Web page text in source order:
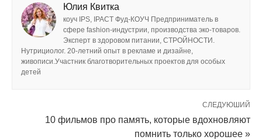
Юлия Квитка
коуч IPS, IPACT Фуд-КОУЧ Предприниматель в
сфере fashion-индустрии, производства эко-товаров.
Эксперт в здоровом питании, СТРОЙНОСТИ.
Нутрициолог. 20-летний опыт в рекламе и дизайне,
живописи.Участник благотворительных проектов для особых
детей
СЛЕДУЮШИЙ
10 фильмов про память, которые вдохновляют
помнить только хорошее »